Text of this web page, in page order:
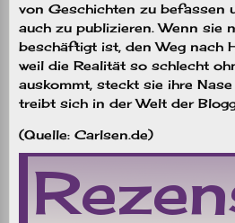
von Geschichten zu befassen
auch zu publizieren. Wenn sie
beschäftigt ist, den Weg nach
weil die Realität so schlecht
auskommt, steckt sie ihre
treibt sich in der Welt der
(Quelle: Carlsen.de)